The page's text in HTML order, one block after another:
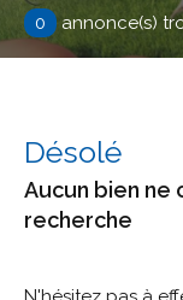
0 annonce(s)
Désolé
Aucun bien ne
recherche
d'offre
Vente
Ville